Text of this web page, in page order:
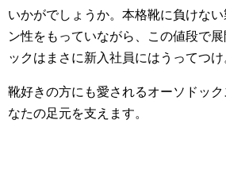
いかがでしょうか。本格靴に負けな
ン性をもっていながら、この値段で
ックはまさに新入社員にはうってつけ
靴好きの方にも愛されるオーソドッ
なたの足元を支えます。